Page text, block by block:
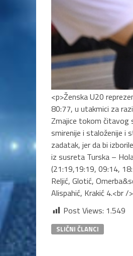
<p>Ženska U20
80:77, u utakmici za
Zmajice tokom čitavog
smirenije i staloženije i
zadatak, jer da bi
iz susreta Turska –
(21:19,19:19, 09:14,
Reljić, Glotić,
Alispahić, Krakić 4.<br
Post Views: 1.549
SLIČNI ČLANCI